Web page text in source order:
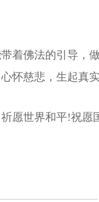
着佛法的引导，
怀慈悲，生起真
愿世界和平!祝